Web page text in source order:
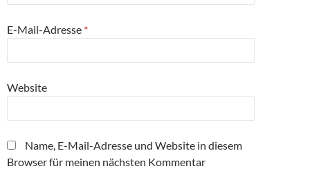
E-Mail-Adresse *
Website
Name, E-Mail-Adresse und Website in diesem
Browser für meinen nächsten Kommentar